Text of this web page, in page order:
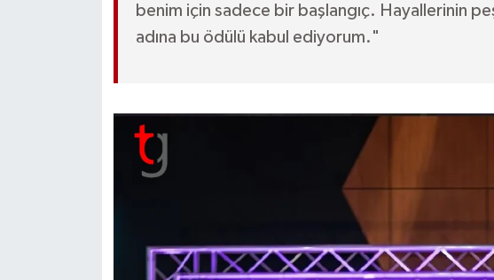
benim için sadece bir başlangıç. Hayallerinin
adına bu ödülü kabul ediyorum."